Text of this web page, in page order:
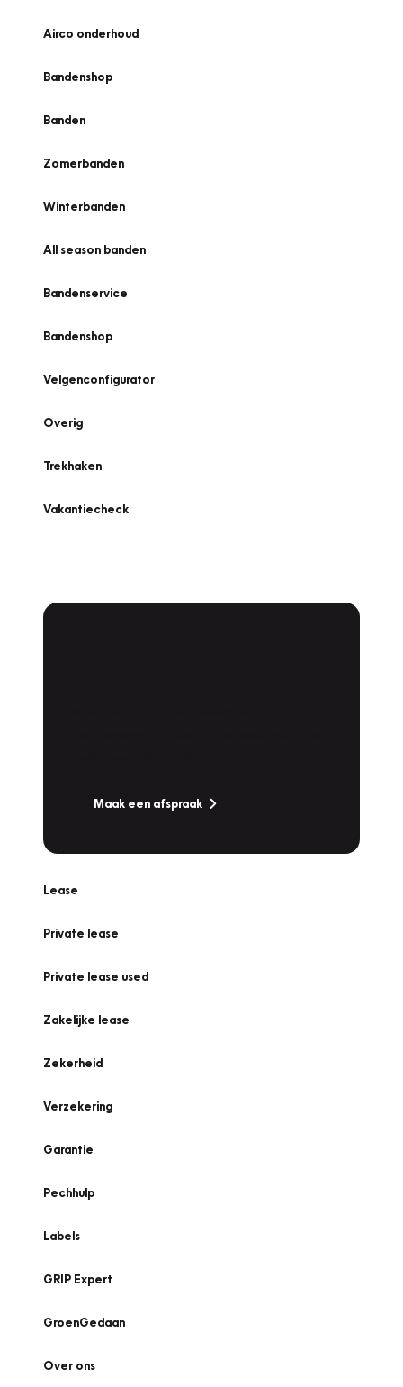
Airco onderhoud
Bandenshop
Banden
Zomerbanden
Winterbanden
All season banden
Bandenservice
Bandenshop
Velgenconfigurator
Overig
Trekhaken
Vakantiecheck
Maak een afspraak
Lease
Private lease
Private lease used
Zakelijke lease
Zekerheid
Verzekering
Garantie
Pechhulp
Labels
GRIP Expert
GroenGedaan
Over ons